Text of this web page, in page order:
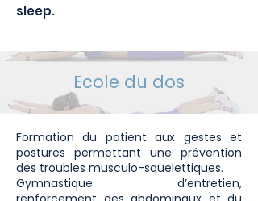
sleep.
Ecole du dos
Formation du patient aux gestes et
postures permettant une prévention
des troubles musculo-squelettiques.
Gymnastique d’entretien,